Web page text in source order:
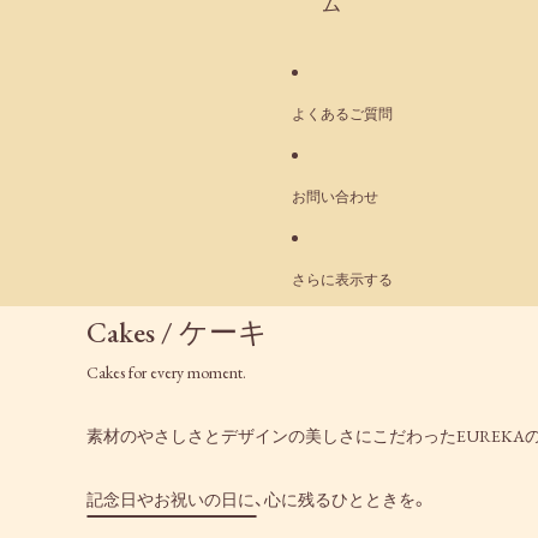
よくあるご質問
お問い合わせ
さらに表示する
Cakes / ケーキ
Cakes for every moment.
素材のやさしさとデザインの美しさにこだわったEUREKAの
記念日やお祝いの日に、心に残るひとときを。
結果リストにスキップ